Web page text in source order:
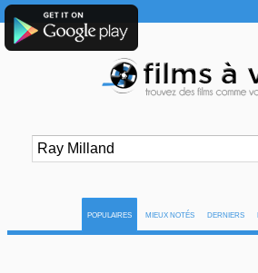
POPULAIRES MIEUX NOTÉS DERNIERS